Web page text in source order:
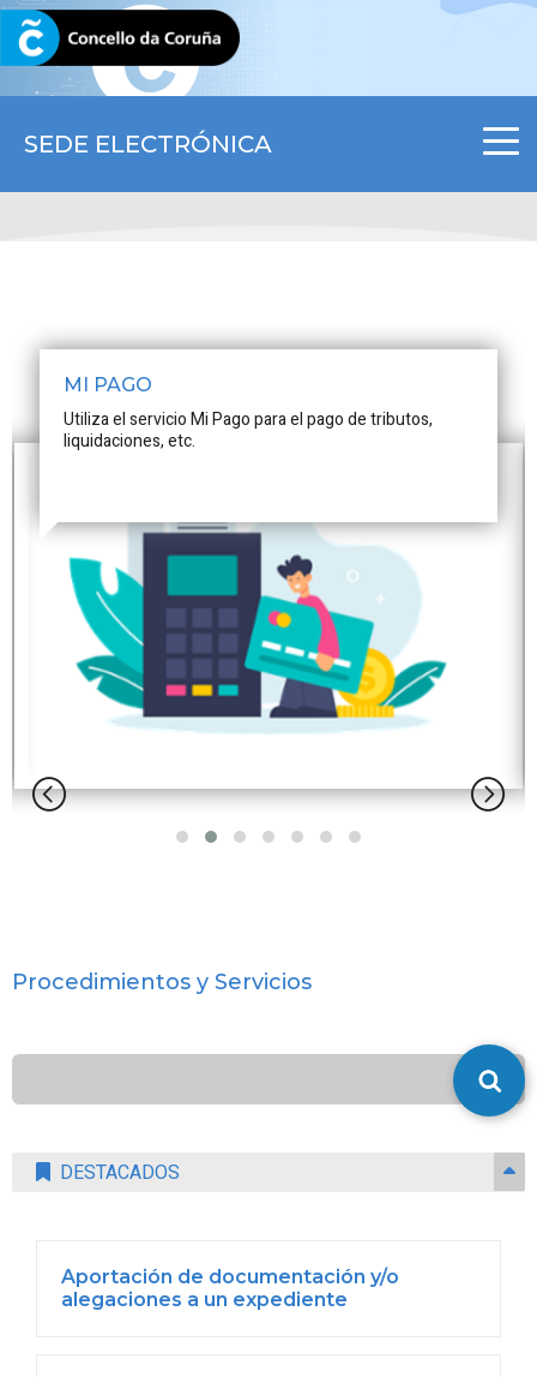
SEDE ELECTRÓNICA
CORUNA.GAL
MI PAGO
Utiliza el servicio Mi Pago para el pago de tributos,
liquidaciones, etc.
Procedimientos y Servicios
DESTACADOS
Aportación de documentación y/o
alegaciones a un expediente